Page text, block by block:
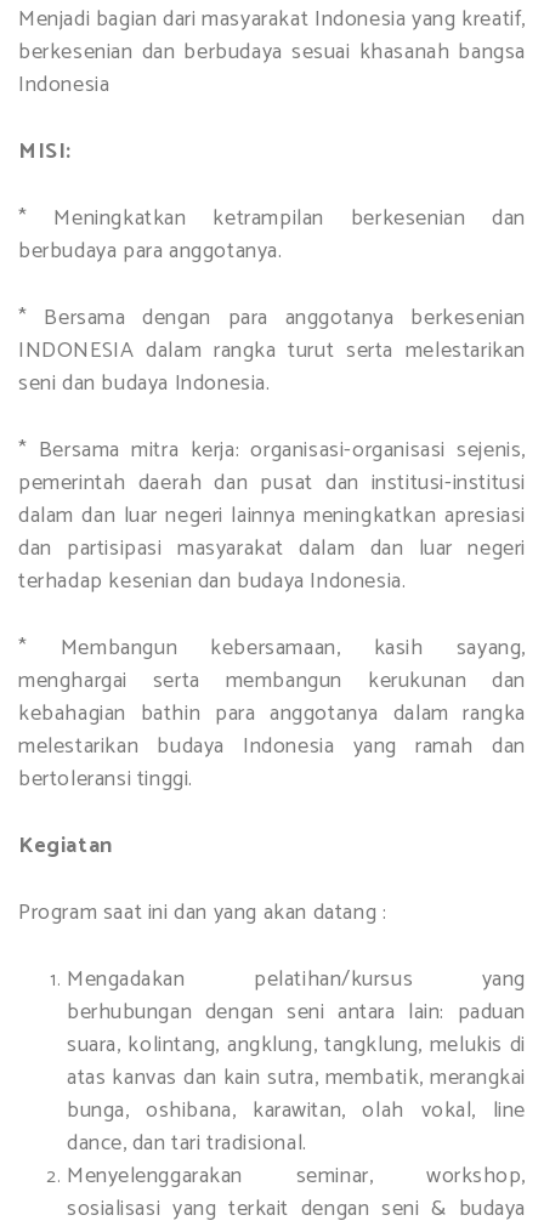
Menjadi bagian dari masyarakat Indonesia yang kreatif,
berkesenian dan berbudaya sesuai khasanah bangsa
Indonesia
MISI:
* Meningkatkan ketrampilan berkesenian dan
berbudaya para anggotanya.
* Bersama dengan para anggotanya berkesenian
INDONESIA dalam rangka turut serta melestarikan
seni dan budaya Indonesia.
* Bersama mitra kerja: organisasi-organisasi sejenis,
pemerintah daerah dan pusat dan institusi-institusi
dalam dan luar negeri lainnya meningkatkan apresiasi
dan partisipasi masyarakat dalam dan luar negeri
terhadap kesenian dan budaya Indonesia.
* Membangun kebersamaan, kasih sayang,
menghargai serta membangun kerukunan dan
kebahagian bathin para anggotanya dalam rangka
melestarikan budaya Indonesia yang ramah dan
bertoleransi tinggi.
Kegiatan
Program saat ini dan yang akan datang :
Mengadakan pelatihan/kursus yang
berhubungan dengan seni antara lain: paduan
suara, kolintang, angklung, tangklung, melukis di
atas kanvas dan kain sutra, membatik, merangkai
bunga, oshibana, karawitan, olah vokal, line
dance, dan tari tradisional.
Menyelenggarakan seminar, workshop,
sosialisasi yang terkait dengan seni & budaya